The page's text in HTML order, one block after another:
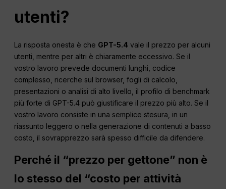
utenti?
La risposta onesta è che GPT-5.4 vale il prezzo per alcuni
utenti, mentre per altri è chiaramente eccessivo. Se il
vostro lavoro prevede documenti lunghi, codice
complesso, ricerche sul browser, fogli di calcolo,
presentazioni o analisi di alto livello, il profilo di benchmark
più forte di GPT-5.4 può giustificare il prezzo più alto. Se il
vostro lavoro consiste in una semplice stesura, in un
riassunto leggero o nella generazione di contenuti a basso
costo, il sovrapprezzo sarà spesso difficile da difendere.
Perché il “prezzo per gettone” non è
lo stesso del “costo per attività